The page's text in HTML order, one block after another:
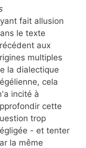
fait allusion
le texte
aux
multiples
la dialectique
cela
incité à
cette
trop
- et tenter
la même